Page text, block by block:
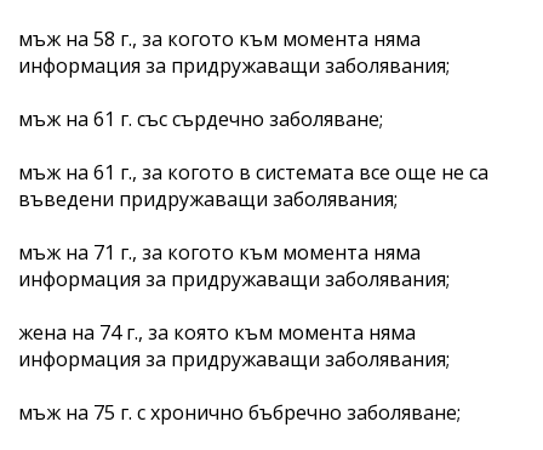
мъж на 58 г., за когото към момента няма
информация за придружаващи заболявания;
мъж на 61 г. със сърдечно заболяване;
мъж на 61 г., за когото в системата все още не са
въведени придружаващи заболявания;
мъж на 71 г., за когото към момента няма
информация за придружаващи заболявания;
жена на 74 г., за която към момента няма
информация за придружаващи заболявания;
мъж на 75 г. с хронично бъбречно заболяване;